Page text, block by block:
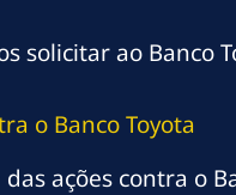
solicitar ao Banco
o Banco Toyota
ações contra o